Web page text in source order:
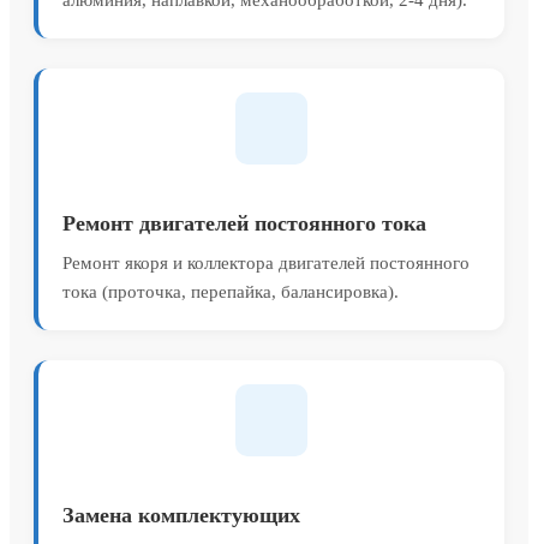
Ремонт двигателей постоянного тока
Ремонт якоря и коллектора двигателей постоянного
тока (проточка, перепайка, балансировка).
Замена комплектующих